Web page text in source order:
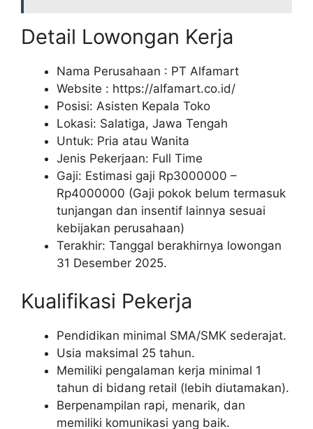
Detail Lowongan Kerja
Nama Perusahaan : PT Alfamart
Website : https://alfamart.co.id/
Posisi: Asisten Kepala Toko
Lokasi: Salatiga, Jawa Tengah
Untuk: Pria atau Wanita
Jenis Pekerjaan: Full Time
Gaji: Estimasi gaji Rp3000000 –
Rp4000000 (Gaji pokok belum termasuk
tunjangan dan insentif lainnya sesuai
kebijakan perusahaan)
Terakhir: Tanggal berakhirnya lowongan
31 Desember 2025.
Kualifikasi Pekerja
Pendidikan minimal SMA/SMK sederajat.
Usia maksimal 25 tahun.
Memiliki pengalaman kerja minimal 1
tahun di bidang retail (lebih diutamakan).
Berpenampilan rapi, menarik, dan
memiliki komunikasi yang baik.